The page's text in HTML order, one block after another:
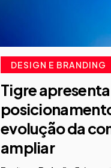
DESIGN E BRANDING
Tigre
evolução da
ampliar